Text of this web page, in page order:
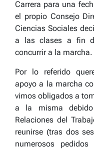
Carrera para una
el propio Consejo
Ciencias Sociales
a las clases a fin
concurrir a la marcha.
Por lo referido
apoyo a la marcha
vimos obligados a
a la misma
Relaciones del
reunirse (tras dos
numerosos